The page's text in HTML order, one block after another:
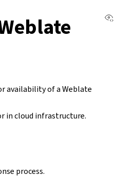
availability of a Weblate
in cloud infrastructure.
process.